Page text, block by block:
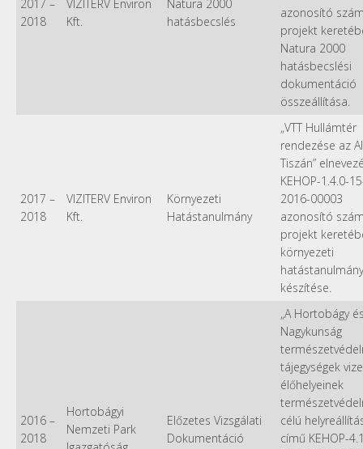
2017 –
2018
VIZITERV Environ
Kft.
Natura 2000
hatásbecslés
azonosító
projekt
Natura 2000
hatásbecslési
dokumentáció
összeállítása.
2017 –
2018
VIZITERV Environ
Kft.
Környezeti
Hatástanulmány
„VTT Hullámtér
rendezése az
Tiszán”
KEHOP-1.4.0-
2016-00003
azonosító
projekt
környezeti
hatástanulmány
készítése.
2016 –
2018
Hortobágyi
Nemzeti Park
Előzetes Vizsgálati
Dokumentáció
„A Hortobágy
Nagykunság
tájegységek
élőhelyeinek
célú
című KEHOP-